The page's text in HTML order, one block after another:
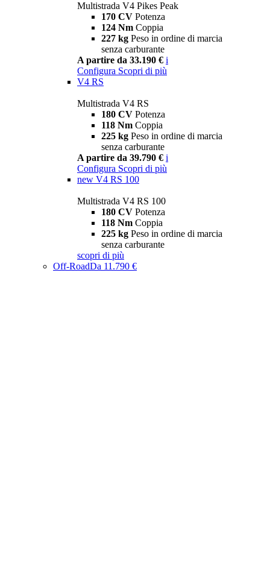
Multistrada V4 Pikes Peak
170 CV Potenza
124 Nm Coppia
227 kg Peso in ordine di marcia
senza carburante
A partire da 33.190 € i
Configura Scopri di più
V4 RS
Multistrada V4 RS
180 CV Potenza
118 Nm Coppia
225 kg Peso in ordine di marcia
senza carburante
A partire da 39.790 € i
Configura Scopri di più
new V4 RS 100
Multistrada V4 RS 100
180 CV Potenza
118 Nm Coppia
225 kg Peso in ordine di marcia
senza carburante
scopri di più
Off-RoadDa 11.790 €